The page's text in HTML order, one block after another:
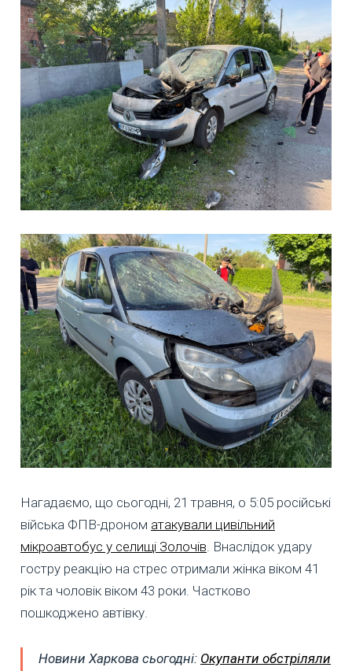
Нагадаємо, що сьогодні, 21 травня, о 5:05 російські
війська ФПВ-дроном атакували цивільний
мікроавтобус у селищі Золочів . Внаслідок удару
гостру реакцію на стрес отримали жінка віком 41
рік та чоловік віком 43 роки. Частково
пошкоджено автівку.
Новини Харкова сьогодні: Окупанти обстріляли